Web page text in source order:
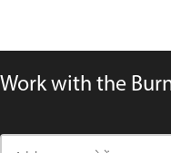
Work with the